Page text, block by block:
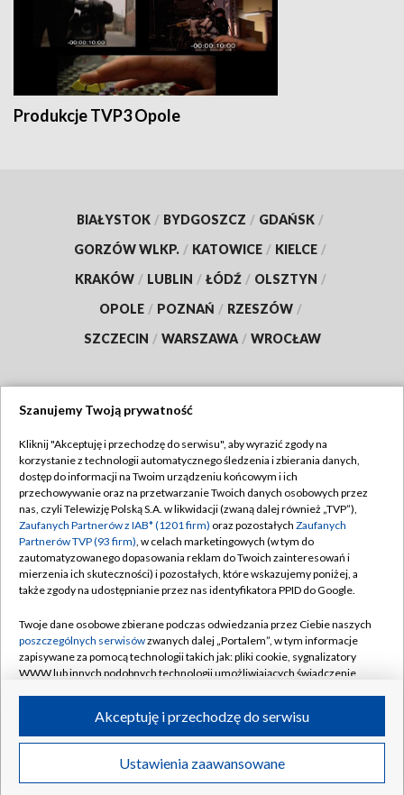
Produkcje TVP3 Opole
BIAŁYSTOK / BYDGOSZCZ / GDAŃSK /
GORZÓW WLKP. / KATOWICE / KIELCE /
KRAKÓW / LUBLIN / ŁÓDŹ / OLSZTYN /
OPOLE / POZNAŃ / RZESZÓW /
SZCZECIN / WARSZAWA / WROCŁAW
TVP
Abonament TVP
Emisja w TVP
Centrum informacji TVP
Naziemna Telewizja Cyfrowa
Rada Programowa
System NOS
Informacje o nadawcy
Program dla prasy
Ogłoszenie przetargowe
Regulamin TVP
Polityka prywatności
Moje zgody
Pomoc
Kontakt
Kanały
©2026 Telewizja Polska S.A. w likwidacji
Szanujemy Twoją prywatność
Kliknij "Akceptuję i przechodzę do serwisu", aby wyrazić zgody na
korzystanie z technologii automatycznego śledzenia i zbierania danych,
dostęp do informacji na Twoim urządzeniu końcowym i ich
przechowywanie oraz na przetwarzanie Twoich danych osobowych przez
nas, czyli Telewizję Polską S.A. w likwidacji (zwaną dalej również „TVP”),
Zaufanych Partnerów z IAB* (1201 firm) oraz pozostałych Zaufanych
Partnerów TVP (93 firm), w celach marketingowych (w tym do
zautomatyzowanego dopasowania reklam do Twoich zainteresowań i
mierzenia ich skuteczności) i pozostałych, które wskazujemy poniżej, a
także zgody na udostępnianie przez nas identyfikatora PPID do Google.
Twoje dane osobowe zbierane podczas odwiedzania przez Ciebie naszych
poszczególnych serwisówzwanych dalej „Portalem”, w tym informacje
zapisywane za pomocą technologii takich jak: pliki cookie, sygnalizatory
WWW lub innych podobnych technologii umożliwiających świadczenie
ruchu w Internecie.
Twoje dane osobowe zbierane podczas odwiedzania przez Ciebie
poszczególnych serwisówna Portalu, takie jak adresy IP, identyfikatory
Ustawienia zaawansowane
Akceptuję i przechodzę do serwisu